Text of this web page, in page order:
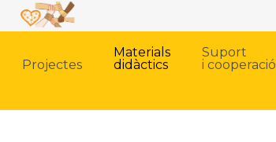
Projectes
Materials
didàctics
Suport
i cooperació